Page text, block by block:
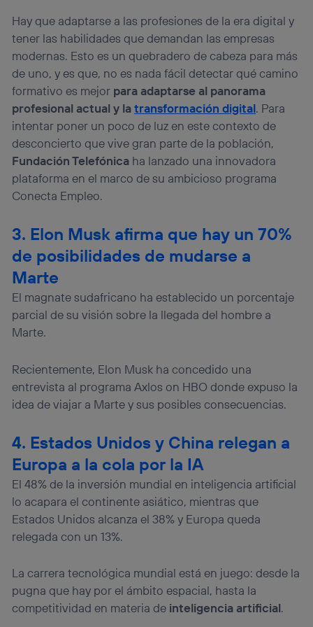
Hay que adaptarse a las profesiones de la era digital y
tener las habilidades que demandan las empresas
modernas. Esto es un quebradero de cabeza para más
de uno, y es que, no es nada fácil detectar qué camino
formativo es mejor para adaptarse al panorama
profesional actual y latransformación digital. Para
intentar poner un poco de luz en este contexto de
desconcierto que vive gran parte de la población,
Fundación Telefónica ha lanzado una innovadora
plataforma en el marco de su ambicioso programa
Conecta Empleo.
3. Elon Musk afirma que hay un 70%
de posibilidades de mudarse a
Marte
El magnate sudafricano ha establecido un porcentaje
parcial de su visión sobre la llegada del hombre a
Marte.
Recientemente, Elon Musk ha concedido una
entrevista al programa Axlos on HBO donde expuso la
idea de viajar a Marte y sus posibles consecuencias.
4. Estados Unidos y China relegan a
Europa a la cola por la IA
El 48% de la inversión mundial en inteligencia artificial
lo acapara el continente asiático, mientras que
Estados Unidos alcanza el 38% y Europa queda
relegada con un 13%.
La carrera tecnológica mundial está en juego: desde la
pugna que hay por el ámbito espacial, hasta la
competitividad en materia de inteligencia artificial.
Si utilizas unaconexión de banda ancha(p. ej., Wi-Fi),
el marketing o análisis se realizará en función de las
actividades de navegación de los miembros del hogar
que hayan dado su consentimiento.
Si utilizasdatos móviles, el marketing será más
personalizado, ya que se basará únicamente en la
navegación del usuario del móvil.
Puedes gestionar los consentimientos Utiq seleccionando
“Administrar Utiq” en la parte inferior de esta página web o
visitando el portal de privacidad de Utiq
(“consenthub”). Para más información, consulta
la política de privacidad de Utiq.